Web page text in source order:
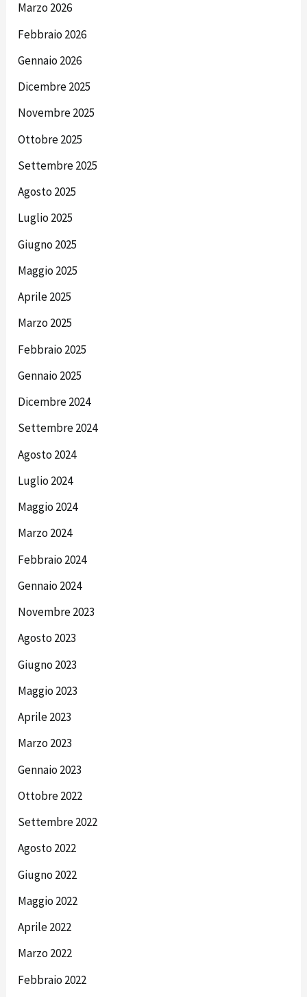
Marzo 2026
Febbraio 2026
Gennaio 2026
Dicembre 2025
Novembre 2025
Ottobre 2025
Settembre 2025
Agosto 2025
Luglio 2025
Giugno 2025
Maggio 2025
Aprile 2025
Marzo 2025
Febbraio 2025
Gennaio 2025
Dicembre 2024
Settembre 2024
Agosto 2024
Luglio 2024
Maggio 2024
Marzo 2024
Febbraio 2024
Gennaio 2024
Novembre 2023
Agosto 2023
Giugno 2023
Maggio 2023
Aprile 2023
Marzo 2023
Gennaio 2023
Ottobre 2022
Settembre 2022
Agosto 2022
Giugno 2022
Maggio 2022
Aprile 2022
Marzo 2022
Febbraio 2022